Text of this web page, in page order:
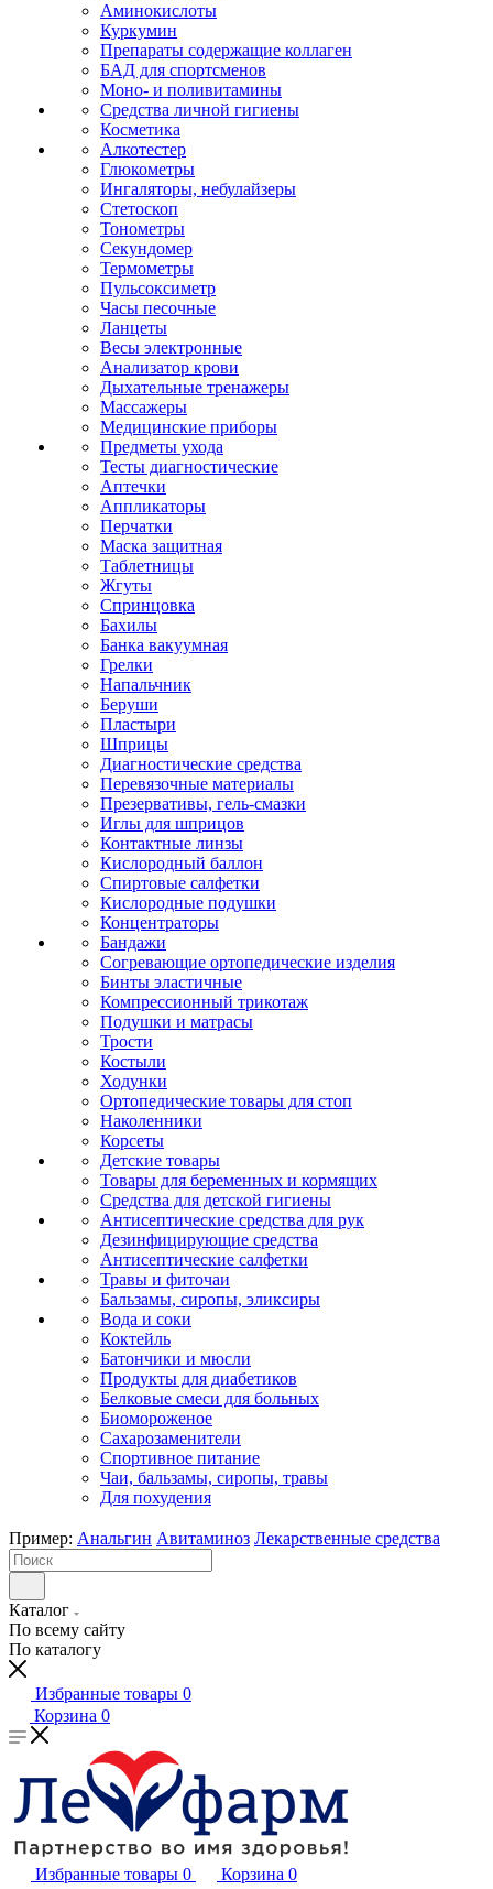
Аминокислоты
Куркумин
Препараты содержащие коллаген
БАД для спортсменов
Моно- и поливитамины
Средства личной гигиены
Косметика
Алкотестер
Глюкометры
Ингаляторы, небулайзеры
Стетоскоп
Тонометры
Секундомер
Термометры
Пульсоксиметр
Часы песочные
Ланцеты
Весы электронные
Анализатор крови
Дыхательные тренажеры
Массажеры
Медицинские приборы
Предметы ухода
Тесты диагностические
Аптечки
Аппликаторы
Перчатки
Маска защитная
Таблетницы
Жгуты
Спринцовка
Бахилы
Банка вакуумная
Грелки
Напальчник
Беруши
Пластыри
Шприцы
Диагностические средства
Перевязочные материалы
Презервативы, гель-смазки
Иглы для шприцов
Контактные линзы
Кислородный баллон
Спиртовые салфетки
Кислородные подушки
Концентраторы
Бандажи
Согревающие ортопедические изделия
Бинты эластичные
Компрессионный трикотаж
Подушки и матрасы
Трости
Костыли
Ходунки
Ортопедические товары для стоп
Наколенники
Корсеты
Детские товары
Товары для беременных и кормящих
Средства для детской гигиены
Антисептические средства для рук
Дезинфицирующие средства
Антисептические салфетки
Травы и фиточаи
Бальзамы, сиропы, эликсиры
Вода и соки
Коктейль
Батончики и мюсли
Продукты для диабетиков
Белковые смеси для больных
Биомороженое
Сахарозаменители
Спортивное питание
Чаи, бальзамы, сиропы, травы
Для похудения
Пример: Анальгин Авитаминоз Лекарственные средства
Каталог
По всему сайту
По каталогу
Избранные товары 0
Корзина 0
Избранные товары 0 Корзина 0